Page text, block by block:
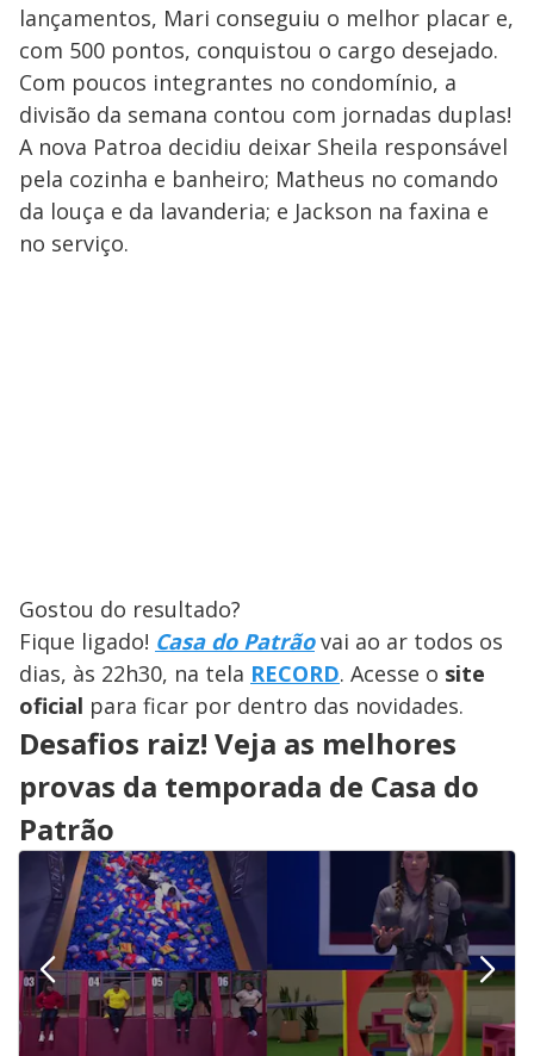
lançamentos, Mari conseguiu o melhor placar e,
com 500 pontos, conquistou o cargo desejado.
Com poucos integrantes no condomínio, a
divisão da semana contou com jornadas duplas!
A nova Patroa decidiu deixar Sheila responsável
pela cozinha e banheiro; Matheus no comando
da louça e da lavanderia; e Jackson na faxina e
no serviço.
Gostou do resultado?
Fique ligado! Casa do Patrãovai ao ar todos os
dias, às 22h30, na tela RECORD. Acesse o site
oficial para ficar por dentro das novidades.
Desafios raiz! Veja as melhores
provas da temporada de Casa do
Patrão